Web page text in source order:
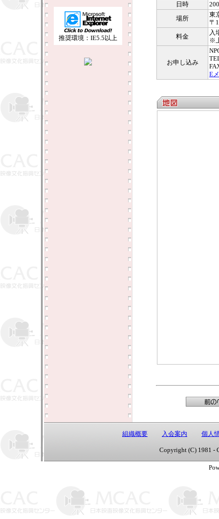
推奨環境：IE5.5以上
日時
場所
東
〒
料金
入
※
お申し込み
E
組織概要 入会案内 個人
Copyright (C) 1981 -